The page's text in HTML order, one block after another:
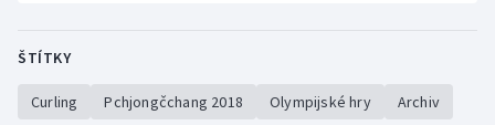
ŠTÍTKY
Curling Pchjongčchang 2018 Olympijské hry Archiv